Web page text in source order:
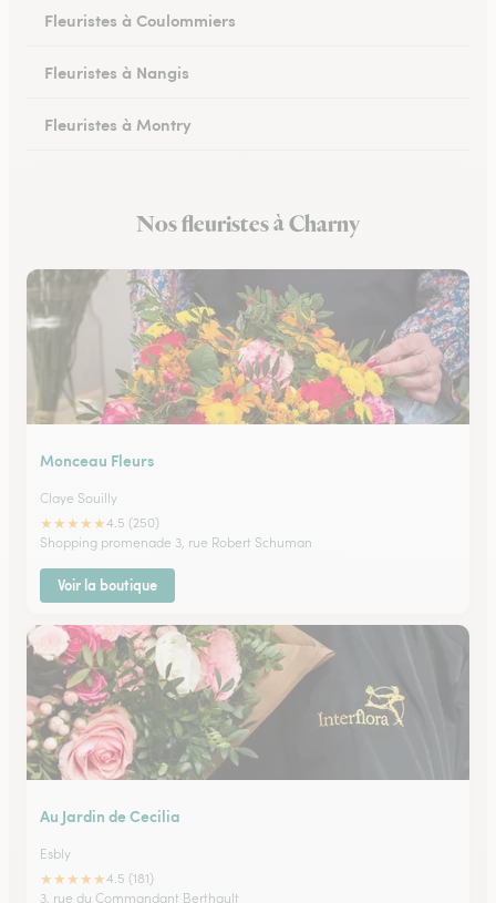
Fleuristes à Coulommiers
Fleuristes à Nangis
Fleuristes à Montry
Fleuristes à EsblyNos fleuristes à Charny
Monceau Fleurs
Claye Souilly
★★★★★4.5 (250)
Shopping promenade 3, rue Robert Schuman
Voir la boutique
Au Jardin de Cecilia
Esbly
★★★★★4.5 (181)
3, rue du Commandant Berthault